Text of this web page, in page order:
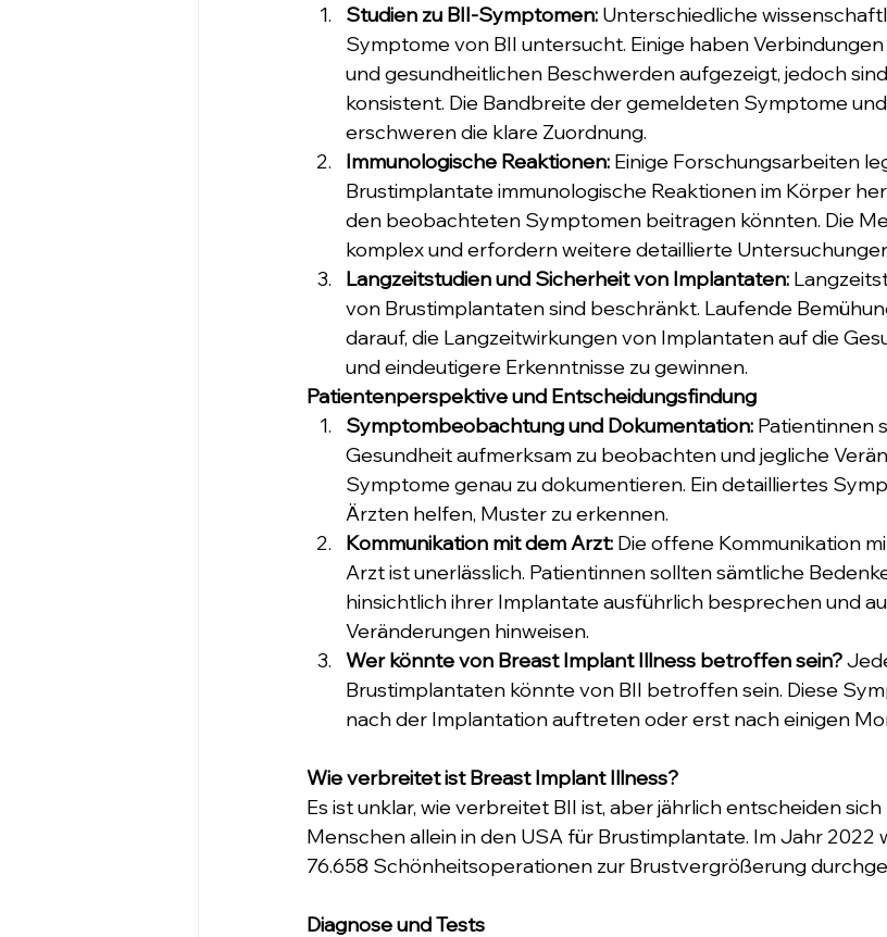
Studien zu BII-Symptomen: Unterschiedliche
Symptome von BII untersucht. Einige haben
und gesundheitlichen Beschwerden aufgezeigt, jedoch
konsistent. Die Bandbreite der gemeldeten Symptome
erschweren die klare Zuordnung.
Immunologische Reaktionen: Einige Forschungsarbeiten
Brustimplantate immunologische Reaktionen im Körper
den beobachteten Symptomen beitragen könnten. Die
komplex und erfordern weitere detaillierte
Langzeitstudien und Sicherheit von Implantaten:
von Brustimplantaten sind beschränkt. Laufende
darauf, die Langzeitwirkungen von Implantaten auf die
und eindeutigere Erkenntnisse zu gewinnen.
Patientenperspektive und Entscheidungsfindung
Symptombeobachtung und Dokumentation: Patientinnen
Gesundheit aufmerksam zu beobachten und jegliche
Symptome genau zu dokumentieren. Ein detailliertes
Ärzten helfen, Muster zu erkennen.
Kommunikation mit dem Arzt: Die offene Kommunikation
Arzt ist unerlässlich. Patientinnen sollten sämtliche
hinsichtlich ihrer Implantate ausführlich besprechen und
Veränderungen hinweisen.
Wer könnte von Breast Implant Illness betroffen sein?
Brustimplantaten könnte von BII betroffen sein. Diese
nach der Implantation auftreten oder erst nach einigen
Wie verbreitet ist Breast Implant Illness?
Es ist unklar, wie verbreitet BII ist, aber jährlich entscheiden
Menschen allein in den USA für Brustimplantate. Im Jahr 2022
76.658 Schönheitsoperationen zur Brustvergrößerung
Diagnose und Tests